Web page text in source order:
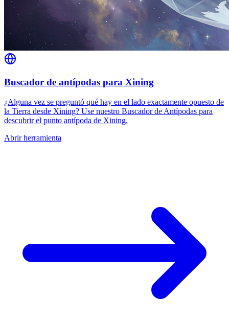
Buscador de antípodas para Xining
¿Alguna vez se preguntó qué hay en el lado exactamente opuesto de
la Tierra desde Xining? Use nuestro Buscador de Antípodas para
descubrir el punto antípoda de Xining.
Abrir herramienta